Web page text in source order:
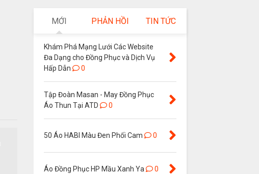
MỚI PHẢN HỒI TIN TỨC
Khám Phá Mạng Lưới Các Website
Đa Dạng cho Đồng Phục và Dịch Vụ
Hấp Dẫn
0
Tập Đoàn Masan - May Đồng Phục
Áo Thun Tại ATD
0
50 Áo HABI Màu Đen Phối Cam 0
Áo Đồng Phục HP Mầu Xanh Ya 0